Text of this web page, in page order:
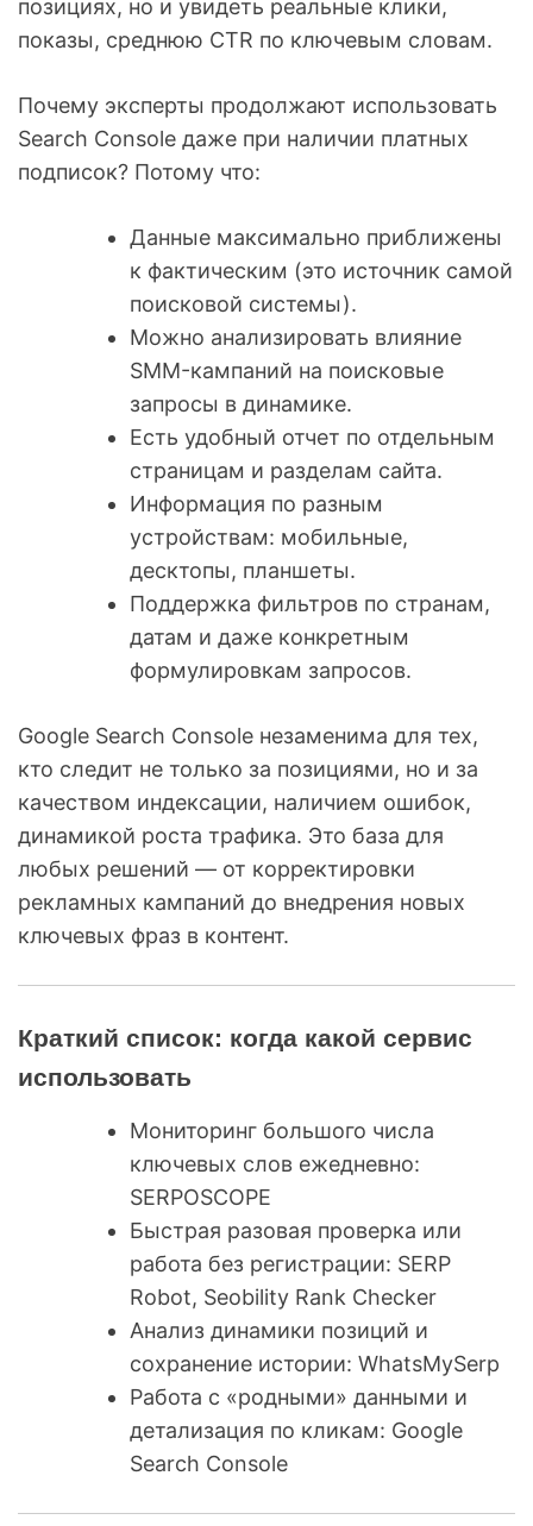
позициях, но и увидеть реальные клики,
показы, среднюю CTR по ключевым словам.
Почему эксперты продолжают использовать
Search Console даже при наличии платных
подписок? Потому что:
Данные максимально приближены
к фактическим (это источник самой
поисковой системы).
Можно анализировать влияние
SMM-кампаний на поисковые
запросы в динамике.
Есть удобный отчет по отдельным
страницам и разделам сайта.
Информация по разным
устройствам: мобильные,
десктопы, планшеты.
Поддержка фильтров по странам,
датам и даже конкретным
формулировкам запросов.
Google Search Console незаменима для тех,
кто следит не только за позициями, но и за
качеством индексации, наличием ошибок,
динамикой роста трафика. Это база для
любых решений — от корректировки
рекламных кампаний до внедрения новых
ключевых фраз в контент.
Краткий список: когда какой сервис
использовать
Мониторинг большого числа
ключевых слов ежедневно:
SERPOSCOPE
Быстрая разовая проверка или
работа без регистрации: SERP
Robot, Seobility Rank Checker
Анализ динамики позиций и
сохранение истории: WhatsMySerp
Работа с «родными» данными и
детализация по кликам: Google
Search Console